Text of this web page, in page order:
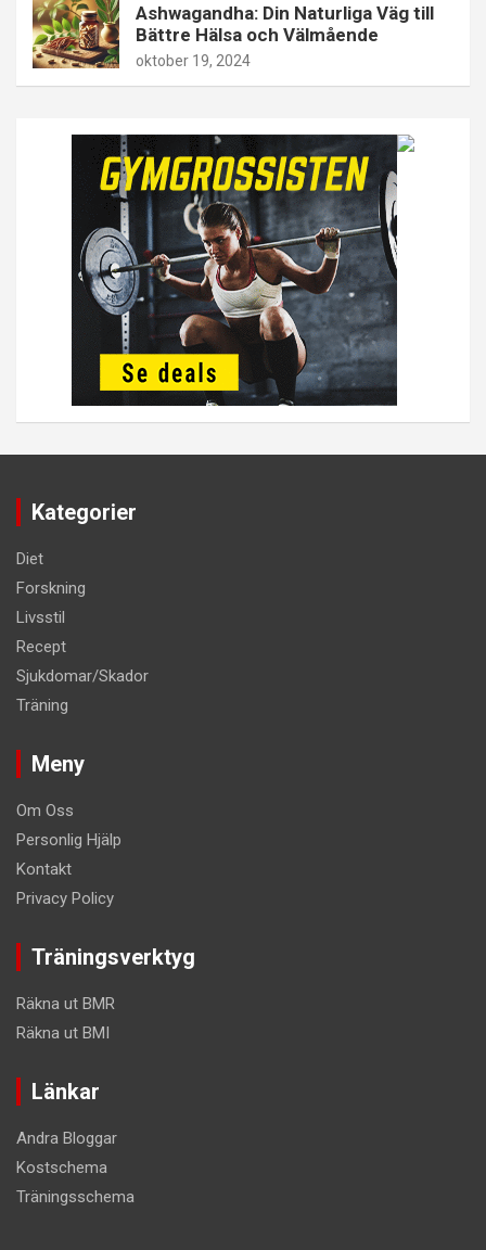
Ashwagandha: Din Naturliga Väg till
Bättre Hälsa och Välmående
oktober 19, 2024
Kategorier
Diet
Forskning
Livsstil
Recept
Sjukdomar/Skador
Träning
Meny
Om Oss
Personlig Hjälp
Kontakt
Privacy Policy
Träningsverktyg
Räkna ut BMR
Räkna ut BMI
Länkar
Andra Bloggar
Kostschema
Träningsschema